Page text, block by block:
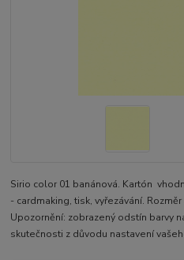
Sirio color 01 banánová. Kartón
- cardmaking, tisk, vyřezávání.
Upozornění: zobrazený odstín barvy
skutečnosti z důvodu nastavení